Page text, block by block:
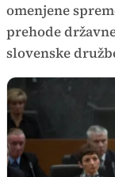
omenjene
prehode
slovenske